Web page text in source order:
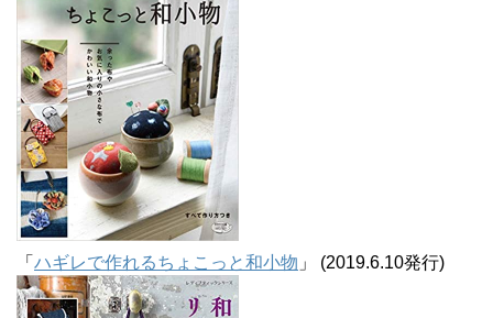
「 ハギレで作れるちょこっと和小物 」 (2019.6.10発行)